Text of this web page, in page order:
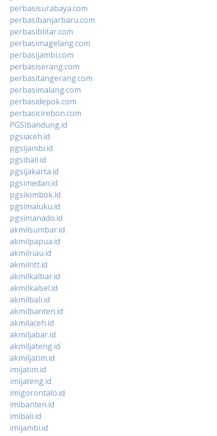
perbasisurabaya.com
perbasibanjarbaru.com
perbasiblitar.com
perbasimagelang.com
perbasijambi.com
perbasiserang.com
perbasitangerang.com
perbasimalang.com
perbasidepok.com
perbasicirebon.com
PGSIbandung.id
pgsiaceh.id
pgsijambi.id
pgsibali.id
pgsijakarta.id
pgsimedan.id
pgsilombok.id
pgsimaluku.id
pgsimanado.id
akmilsumbar.id
akmilpapua.id
akmilriau.id
akmilntt.id
akmilkalbar.id
akmilkalsel.id
akmilbali.id
akmilbanten.id
akmilaceh.id
akmiljabar.id
akmiljateng.id
akmiljatim.id
imijatim.id
imijateng.id
imigorontalo.id
imibanten.id
imibali.id
imijambi.id